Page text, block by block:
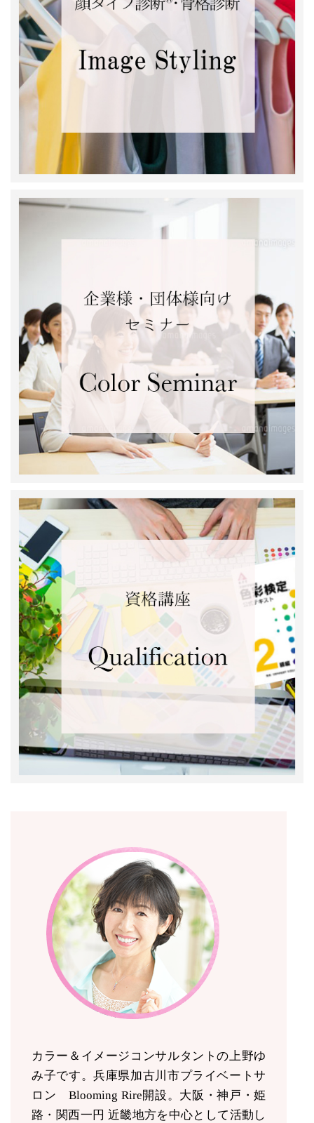
カラー＆イメージコンサルタントの上野ゆ
み子です。兵庫県加古川市プライベートサ
ロン Blooming Rire開設。 大阪・神戸・姫
路・関西一円 近畿地方を中心として活動し